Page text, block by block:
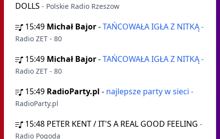
DOLLS - Polskie Radio Rzeszow
15:49 Michał Bajor-TAŃCOWAŁA IGŁA Z NITKĄ -
Radio ZET - 80
15:49 Michał Bajor-TAŃCOWAŁA IGŁA Z NITKĄ -
Radio ZET - 80
15:49 RadioParty.pl - najlepsze party w sieci -
RadioParty.pl
15:48 PETER KENT / IT'S A REAL GOOD FEELING -
Radio Pogoda